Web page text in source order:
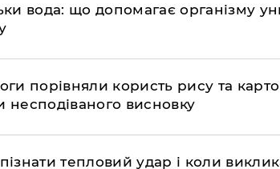
вода: що допомагає організму
порівняли користь рису та
несподіваного висновку
тепловий удар і коли